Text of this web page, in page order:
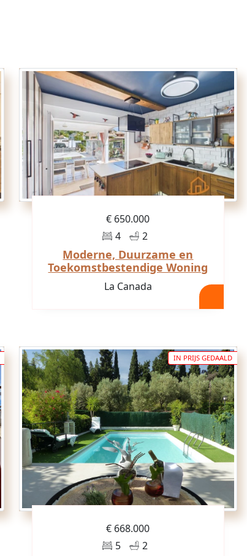
€ 650.000
4
2
Moderne, Duurzame en
Toekomstbestendige Woning
La Canada
IN PRIJS GEDAALD
€ 668.000
5
2